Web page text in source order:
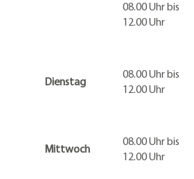
08.00 Uhr bis
12.00 Uhr
Dienstag
08.00 Uhr bis
12.00 Uhr
Mittwoch
08.00 Uhr bis
12.00 Uhr